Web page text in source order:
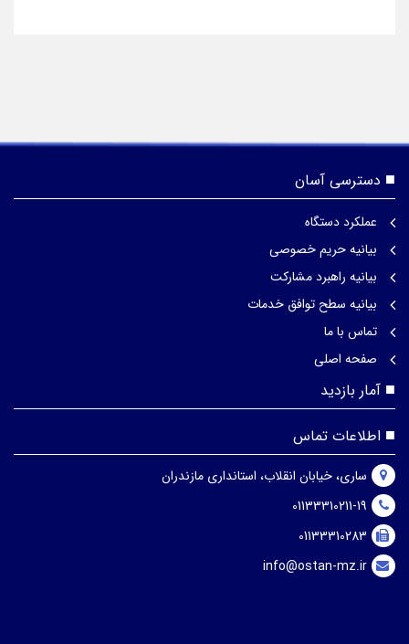
دسترسی آسان
عملکرد دستگاه
بیانیه حریم خصوصی
بیانیه راهبرد مشارکت
بیانیه سطح توافق خدمات
تماس با ما
صفحه اصلی
آمار بازدید
اطلاعات تماس
ساری، خیابان انقلاب، استانداری مازندران
01133310211-19
01133310283
info@ostan-mz.ir